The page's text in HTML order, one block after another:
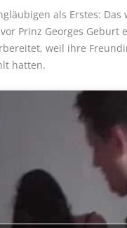
als Erstes:
Prinz Georges Geburt
weil ihre
hatten.